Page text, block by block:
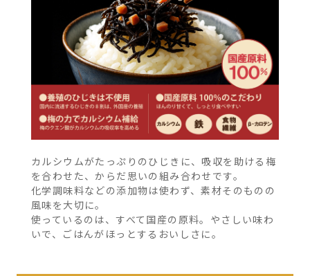
カルシウムがたっぷりのひじきに、吸収を助ける梅
を合わせた、からだ思いの組み合わせです。
化学調味料などの添加物は使わず、素材そのものの
風味を大切に。
使っているのは、すべて国産の原料。やさしい味わ
いで、ごはんがほっとするおいしさに。